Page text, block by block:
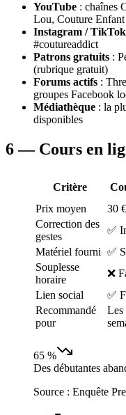
YouTube : chaînes
Lou, Couture Enfant
Instagram / TikTok
#coutureaddict
Patrons gratuits :
(rubrique gratuit)
Forums actifs :
groupes Facebook
Médiathèque : la
disponibles
6 — Cours en
Critère
Prix moyen
30
Correction des
gestes
✅
Matériel fourni ✅
Souplesse
horaire
❌
Lien social
✅
Recommandé
pour
Les
65 %
Des débutantes
Source : Enquête